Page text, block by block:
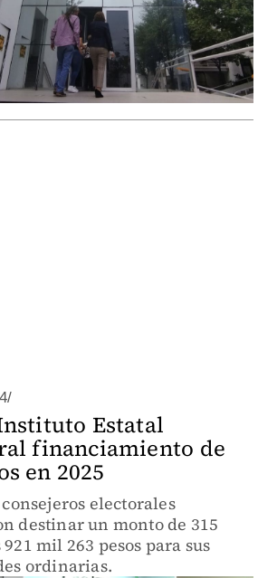
Estatal
financiamiento de
en 2025
electorales
destinar un monto de 315
mil 263 pesos para sus
ordinarias.